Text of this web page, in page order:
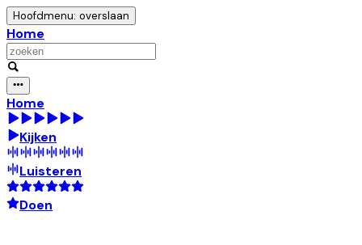
Hoofdmenu: overslaan
Home
Home
Kijken
Luisteren
Doen